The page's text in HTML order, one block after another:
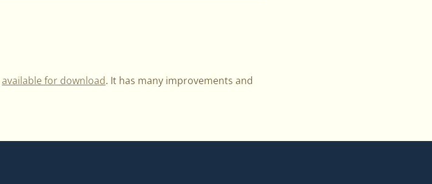
available for download. It has many improvements and